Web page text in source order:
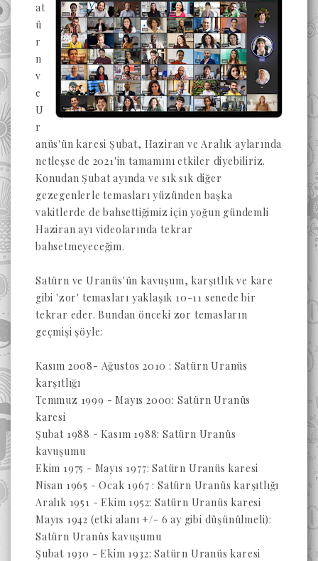
at
ü
r
n
v
e
U
r
anüs'ün karesi Şubat, Haziran ve Aralık aylarında
netleşse de 2021'in tamamını etkiler diyebiliriz.
Konudan Şubat ayında ve sık sık diğer
gezegenlerle temasları yüzünden başka
vakitlerde de bahsettiğimiz için yoğun gündemli
Haziran ayı videolarında tekrar
bahsetmeyeceğim.
Satürn ve Uranüs'ün kavuşum, karşıtlık ve kare
gibi 'zor' temasları yaklaşık 10-11 senede bir
tekrar eder. Bundan önceki zor temasların
geçmişi şöyle:
Kasım 2008- Ağustos 2010 : Satürn Uranüs
karşıtlığı
Temmuz 1999 - Mayıs 2000: Satürn Uranüs
karesi
Şubat 1988 - Kasım 1988: Satürn Uranüs
kavuşumu
Ekim 1975 - Mayıs 1977: Satürn Uranüs karesi
Nisan 1965 - Ocak 1967 : Satürn Uranüs karşıtlığı
Aralık 1951 - Ekim 1952: Satürn Uranüs karesi
Mayıs 1942 (etki alanı +/- 6 ay gibi düşünülmeli):
Satürn Uranüs kavuşumu
Şubat 1930 - Ekim 1932: Satürn Uranüs karesi